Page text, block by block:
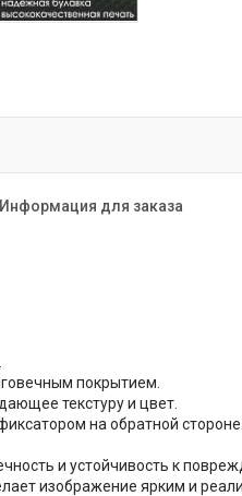
Информация для заказа
покрытием.
текстуру и цвет.
на обратной стороне.
и устойчивость к
изображение ярким и